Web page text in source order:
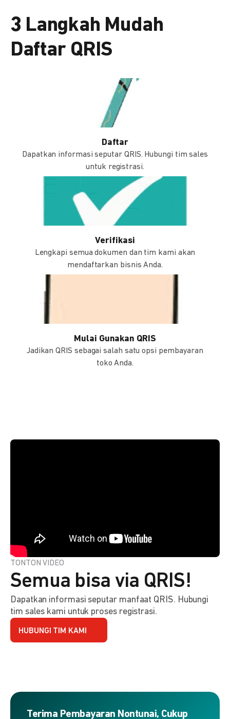
3 Langkah Mudah
Daftar QRIS
Daftar
Dapatkan informasi seputar QRIS. Hubungi tim sales
untuk registrasi.
Verifikasi
Lengkapi semua dokumen dan tim kami akan
mendaftarkan bisnis Anda.
Mulai Gunakan QRIS
Jadikan QRIS sebagai salah satu opsi pembayaran
toko Anda.
TONTON VIDEO
Semua bisa via QRIS!
Dapatkan informasi seputar manfaat QRIS. Hubungi
tim sales kami untuk proses registrasi.
HUBUNGI TIM KAMI
Terima Pembayaran Nontunai, Cukup